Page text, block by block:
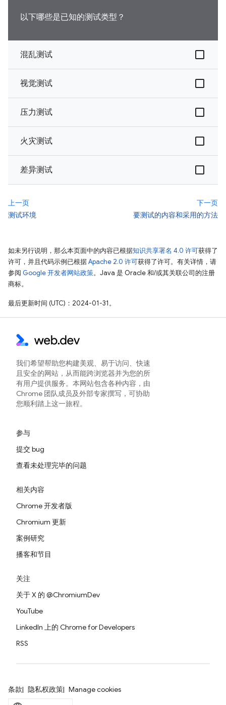
以下哪些是已知的测试类型？
混乱测试
视觉测试
压力测试
火灾测试
差异测试
上一页
测试环境
下一页
要测试的内容和采用的方法
如未另行说明，那么本页面中的内容已根据知识共享署名 4.0 许可获得了
许可，并且代码示例已根据Apache 2.0 许可获得了许可。有关详情，请
参阅 Google 开发者网站政策。Java 是 Oracle 和/或其关联公司的注册
商标。
最后更新时间 (UTC)：2024-01-31。
我们希望帮助您构建美观、易于访问、快速
且安全的网站，从而能跨浏览器并为您的所
有用户提供服务。本网站包含各种内容，由
Chrome 团队成员及外部专家撰写，可协助
您顺利踏上这一旅程。
参与
提交 bug
查看未处理完毕的问题
相关内容
Chrome 开发者版
Chromium 更新
案例研究
播客和节目
关注
关于 X 的 @ChromiumDev
YouTube
LinkedIn 上的 Chrome for Developers
RSS
条款 隐私权政策 Manage cookies